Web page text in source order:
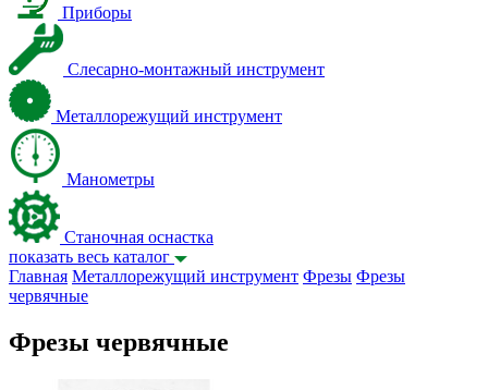
Приборы
Слесарно-монтажный инструмент
Металлорежущий инструмент
Манометры
Станочная оснастка
показать весь каталог
Главная Металлорежущий инструмент Фрезы Фрезы
червячные
Фрезы червячные